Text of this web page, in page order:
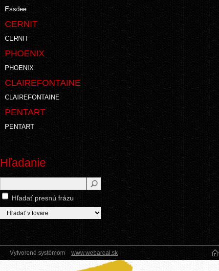
Essdee
CERNIT
CERNIT
PHOENIX
PHOENIX
CLAIREFONTAINE
CLAIREFONTAINE
PENTART
PENTART
Hľadanie
Hľadať presnú frázu
Vytvorené systémom www.webareal.sk